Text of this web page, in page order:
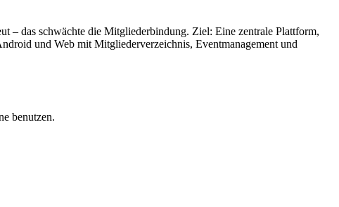
– das schwächte die Mitgliederbindung. Ziel: Eine zentrale Plattform,
und Web mit Mitgliederverzeichnis, Eventmanagement und
benutzen.